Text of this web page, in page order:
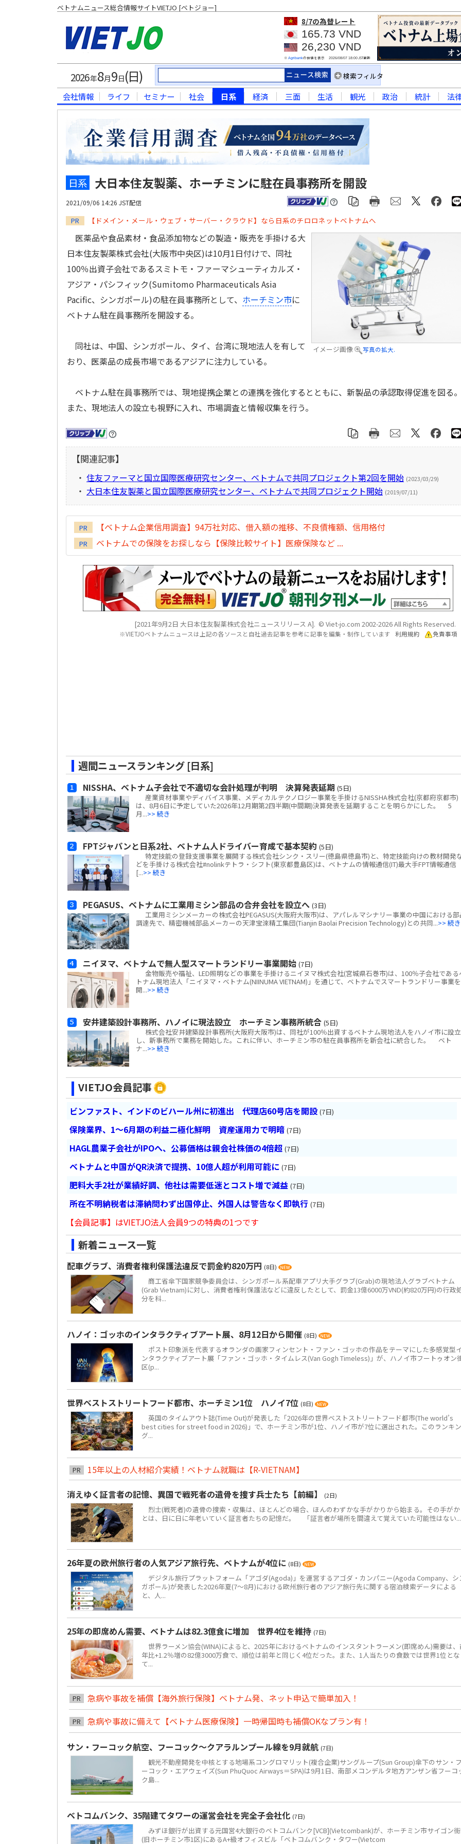
ベトナムニュース総合情報サイトVIETJO [ベトジョー]
8/7の為替レート
165.73 VND
26,230 VND
※ Agribankの仲値を表示 2026/08/07 18:00JST更新
2026年8月9 日(日) 検索フィルタ
会社情報 ライフ セミナー 社会 日系 経済 三面 生活 観光 政治 統計 法
日系 大日本住友製薬、ホーチミンに駐在員事務所を開設
2021/09/06 14:26 JST配信
PR 【ドメイン・メール・ウェブ・サーバー・クラウド】なら日系のチロロネットベトナムへ
イメージ画像 写真の拡大.
医薬品や食品素材・食品添加物などの製造・販売を手掛ける大
日本住友製薬株式会社(大阪市中央区)は10月1日付けで、同社
100％出資子会社であるスミトモ・ファーマシューティカルズ・
アジア・パシフィック(Sumitomo Pharmaceuticals Asia
Pacific、シンガポール)の駐在員事務所として、 ホーチミン市に
ベトナム駐在員事務所を開設する。
同社は、中国、シンガポール、タイ、台湾に現地法人を有して
おり、医薬品の成長市場であるアジアに注力している。
ベトナム駐在員事務所では、現地提携企業との連携を強化するとともに、新製品の承認取得促進を図る
また、現地法人の設立も視野に入れ、市場調査と情報収集を行う。
【関連記事】
・ 住友ファーマと国立国際医療研究センター、ベトナムで共同プロジェクト第2回を開始 (2023/03/29)
・ 大日本住友製薬と国立国際医療研究センター、ベトナムで共同プロジェクト開始 (2019/07/11)
PR 【ベトナム企業信用調査】94万社対応、借入額の推移、不良債権額、信用格付
PR ベトナムでの保険をお探しなら【保険比較サイト】医療保険など ...
[2021年9月2日 大日本住友製薬株式会社ニュースリリース A]. © Viet-jo.com 2002-2026 All Rights Reserved.
※VIETJOベトナムニュースは上記の各ソースと自社過去記事を参考に記事を編集・制作しています 利用規約 免責事項
週間ニュースランキング [日系]
NISSHA、ベトナム子会社で不適切な会計処理が判明 決算発表延期 (5日)
産業資材事業やディバイス事業、メディカルテクノロジー事業を手掛けるNISSHA株式会社(京都府京都市)
は、8月6日に予定していた2026年12月期第2四半期(中間期)決算発表を延期することを明らかにした。 5
月...>> 続き
FPTジャパンと日系2社、ベトナム人ドライバー育成で基本契約 (5日)
特定技能の登録支援事業を展開する株式会社シンク・スリー(徳島県徳島市)と、特定技能向けの教材開発
どを手掛ける株式会社#nolinkテトラ・シフト(東京都豊島区)は、ベトナムの情報通信(IT)最大手FPT情報通信
[...>> 続き
PEGASUS、ベトナムに工業用ミシン部品の合弁会社を設立へ (3日)
工業用ミシンメーカーの株式会社PEGASUS(大阪府大阪市)は、アパレルマシナリー事業の中国における
調達先で、精密機械部品メーカーの天津宝淶精工集団(Tianjin Baolai Precision Technology)との共同...>> 続き
ニイヌマ、ベトナムで無人型スマートランドリー事業開始 (7日)
金物販売や福祉、LED照明などの事業を手掛けるニイヌマ株式会社(宮城県石巻市)は、100％子会社である
トナム現地法人「ニイヌマ・ベトナム(NIINUMA VIETNAM)」を通じて、ベトナムでスマートランドリー事業を
開...>> 続き
安井建築設計事務所、ハノイに現法設立 ホーチミン事務所統合 (5日)
株式会社安井建築設計事務所(大阪府大阪市)は、同社が100％出資するベトナム現地法人をハノイ市に設立
し、新事務所で業務を開始した。これに伴い、ホーチミン市の駐在員事務所を新会社に統合した。 ベト
ナ...>> 続き
VIETJO会員記事
ビンファスト、インドのビハール州に初進出 代理店60号店を開設 (7日)
保険業界、1～6月期の利益二極化鮮明 資産運用力で明暗 (7日)
HAGL農業子会社がIPOへ、公募価格は親会社株価の4倍超 (7日)
ベトナムと中国がQR決済で提携、10億人超が利用可能に (7日)
肥料大手2社が業績好調、他社は需要低迷とコスト増で減益 (7日)
所在不明納税者は滞納問わず出国停止、外国人は警告なく即執行 (7日)
【会員記事】はVIETJO法人会員9つの特典の1つです
新着ニュース一覧
配車グラブ、消費者権利保護法違反で罰金約820万円 (8日)
商工省傘下国家競争委員会は、シンガポール系配車アプリ大手グラブ(Grab)の現地法人グラブベトナム
(Grab Vietnam)に対し、消費者権利保護法などに違反したとして、罰金13億6000万VND(約820万円)の行政
分を科...
ハノイ：ゴッホのインタラクティブアート展、8月12日から開催 (8日)
ポスト印象派を代表するオランダの画家フィンセント・ファン・ゴッホの作品をテーマにした多感覚型
ンタラクティブアート展「ファン・ゴッホ・タイムレス(Van Gogh Timeless)」が、ハノイ市フートゥオン
区(p...
世界ベストストリートフード都市、ホーチミン1位 ハノイ7位 (8日)
英国のタイムアウト誌(Time Out)が発表した「2026年の世界ベストストリートフード都市(The world’s
best cities for street food in 2026)」で、ホーチミン市が1位、ハノイ市が7位に選出された。このランキン
グ...
PR
15年以上の人材紹介実績！ベトナム就職は【R-VIETNAM】
消えゆく証言者の記憶、異国で戦死者の遺骨を捜す兵士たち【前編】
(2日)
烈士(戦死者)の遺骨の捜索・収集は、ほとんどの場合、ほんのわずかな手がかりから始まる。その手が
とは、日に日に年老いていく証言者たちの記憶だ。 「証言者が場所を間違えて覚えていた可能性はない...
26年夏の欧州旅行者の人気アジア旅行先、ベトナムが4位に (8日)
デジタル旅行プラットフォーム「アゴダ(Agoda)」を運営するアゴダ・カンパニー(Agoda Company、シ
ガポール)が発表した2026年夏(7～8月)における欧州旅行者のアジア旅行先に関する宿泊検索データによる
と、人...
25年の即席めん需要、ベトナムは82.3億食に増加 世界4位を維持 (7日)
世界ラーメン協会(WINA)によると、2025年におけるベトナムのインスタントラーメン(即席めん)需要は
年比+1.2％増の82億3000万食で、順位は前年と同じく4位だった。また、1人当たりの食数では世界1位と
て...
PR 急病や事故を補償【海外旅行保険】ベトナム発、ネット申込で簡単加入！
PR 急病や事故に備えて【ベトナム医療保険】一時帰国時も補償OKなプラン有！
サン・フーコック航空、フーコック～クアラルンプール線を9月就航 (7日)
観光不動産開発を中核とする地場系コングロマリット(複合企業)サングループ(Sun Group)傘下のサン・
ーコック・エアウェイズ(Sun PhuQuoc Airways＝SPA)は9月1日、南部メコンデルタ地方アンザン省フーコ
ク島...
ベトコムバンク、35階建てタワーの運営会社を完全子会社化 (7日)
みずほ銀行が出資する元国営4大銀行のベトコムバンク[VCB](Vietcombank)が、ホーチミン市サイゴン
(旧ホーチミン市1区)にあるA+級オフィスビル「ベトコムバンク・タワー(Vietcom